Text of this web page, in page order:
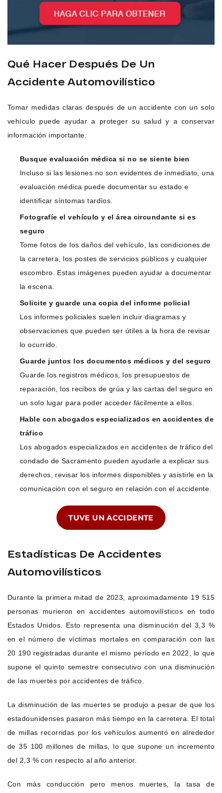
Qué Hacer Después De Un
Accidente Automovilístico
Tomar medidas claras después de un accidente con un solo
vehículo puede ayudar a proteger su salud y a conservar
información importante.
Busque evaluación médica si no se siente bien
Incluso si las lesiones no son evidentes de inmediato, una
evaluación médica puede documentar su estado e
identificar síntomas tardíos.
Fotografíe el vehículo y el área circundante si es
seguro
Tome fotos de los daños del vehículo, las condiciones de
la carretera, los postes de servicios públicos y cualquier
escombro. Estas imágenes pueden ayudar a documentar
la escena.
Solicite y guarde una copia del informe policial
Los informes policiales suelen incluir diagramas y
observaciones que pueden ser útiles a la hora de revisar
lo ocurrido.
Guarde juntos los documentos médicos y del seguro
Guarde los registros médicos, los presupuestos de
reparación, los recibos de grúa y las cartas del seguro en
un solo lugar para poder acceder fácilmente a ellos.
Hable con abogados especializados en accidentes de
tráfico
Los abogados especializados en accidentes de tráfico del
condado de Sacramento pueden ayudarle a explicar sus
derechos, revisar los informes disponibles y asistirle en la
comunicación con el seguro en relación con el accidente.
TUVE UN ACCIDENTE
Estadísticas De Accidentes
Automovilísticos
Durante la primera mitad de 2023, aproximadamente 19 515
personas murieron en accidentes automovilísticos en todo
Estados Unidos. Esto representa una disminución del 3,3 %
en el número de víctimas mortales en comparación con las
20 190 registradas durante el mismo período en 2022, lo que
supone el quinto semestre consecutivo con una disminución
de las muertes por accidentes de tráfico.
La disminución de las muertes se produjo a pesar de que los
estadounidenses pasaron más tiempo en la carretera. El total
de millas recorridas por los vehículos aumentó en alrededor
de 35 100 millones de millas, lo que supone un incremento
del 2,3 % con respecto al año anterior.
Con más conducción pero menos muertes, la tasa de